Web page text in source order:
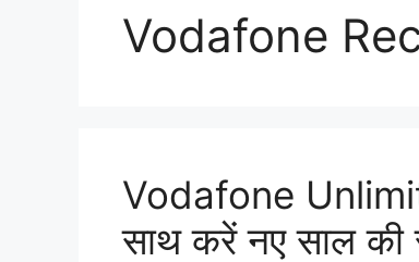
Vodafone
Vodafone
साथ करें नए साल की